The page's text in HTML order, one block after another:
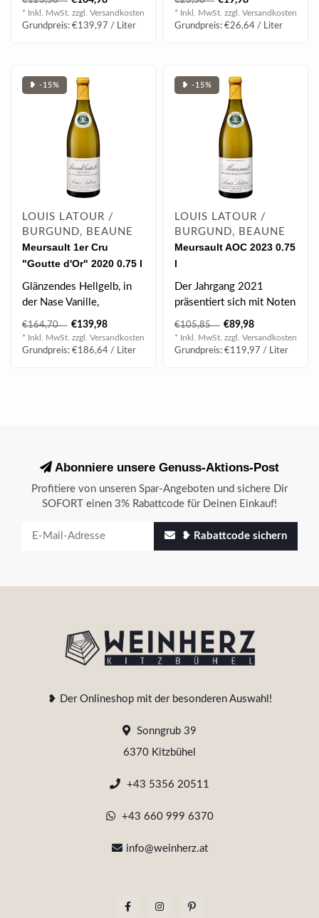
de B..
* Inkl. MwSt. zzgl. Versandkosten
Grundpreis: €139,97 / Liter
* Inkl. MwSt. zzgl. Versandkosten
Grundpreis: €26,64 / Liter
❥ -15%
LOUIS LATOUR /
BURGUND, BEAUNE
Meursault 1er Cru
"Goutte d'Or" 2020 0.75 l
Glänzendes Hellgelb, in
der Nase Vanille,
geröstetes Brot & Honig,
am Gaumen r..
€164,70 €139,98
* Inkl. MwSt. zzgl. Versandkosten
Grundpreis: €186,64 / Liter
❥ -15%
LOUIS LATOUR /
BURGUND, BEAUNE
Meursault AOC 2023 0.75
l
Der Jahrgang 2021
präsentiert sich mit Noten
von Orangenöl, Birne,
gerösteten..
€105,85 €89,98
* Inkl. MwSt. zzgl. Versandkosten
Grundpreis: €119,97 / Liter
Abonniere unsere Genuss-Aktions-Post
Profitiere von unseren Spar-Angeboten und sichere Dir
SOFORT einen 3% Rabattcode für Deinen Einkauf!
❥ Rabattcode sichern
❥ Der Onlineshop mit der besonderen Auswahl!
Sonngrub 39
6370 Kitzbühel
+43 5356 20511
+43 660 999 6370
info@weinherz.at